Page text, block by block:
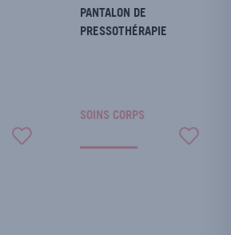
PANTALON DE
PRESSOTHÉRAPIE
SOINS CORPS